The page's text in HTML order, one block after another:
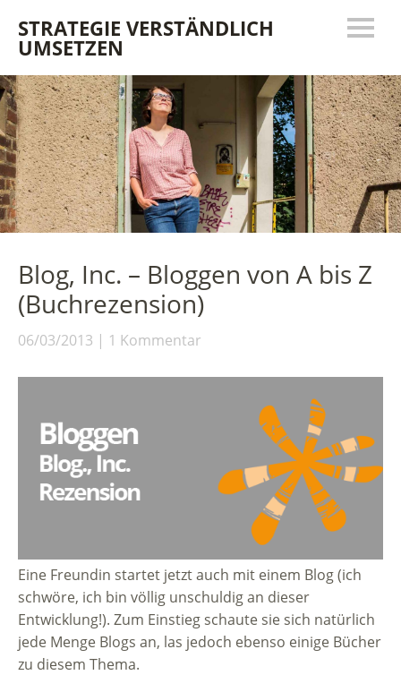
STRATEGIE VERSTÄNDLICH
UMSETZEN
Blog, Inc. – Bloggen von A bis Z
(Buchrezension)
06/03/2013 1 Kommentar
Eine Freundin startet jetzt auch mit einem Blog (ich
schwöre, ich bin völlig unschuldig an dieser
Entwicklung!). Zum Einstieg schaute sie sich natürlich
jede Menge Blogs an, las jedoch ebenso einige Bücher
zu diesem Thema.